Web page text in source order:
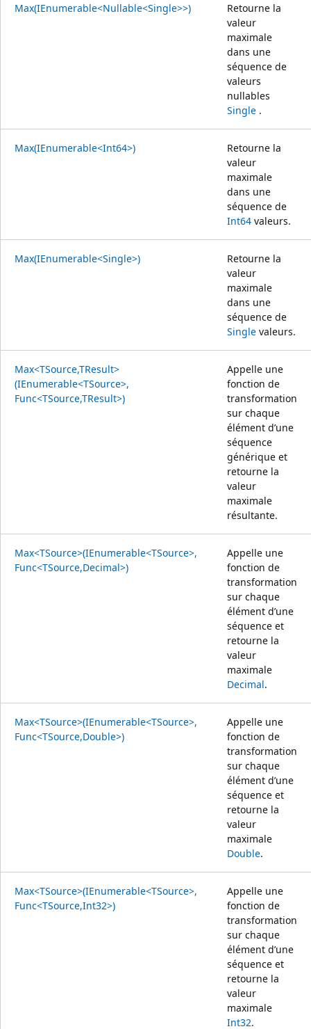
Max(IEnumerable<Nullable<Single>>)
Retourne la
valeur
maximale
dans une
séquence de
valeurs
nullables
Single .
Max(IEnumerable<Int64>)
Retourne la
valeur
maximale
dans une
séquence de
Int64 valeurs.
Max(IEnumerable<Single>)
Retourne la
valeur
maximale
dans une
séquence de
Single valeurs.
Max<TSource,TResult>
(IEnumerable<TSource>,
Func<TSource,TResult>)
Appelle une
fonction de
transformation
sur chaque
élément d’une
séquence
générique et
retourne la
valeur
maximale
résultante.
Max<TSource>(IEnumerable<TSource>,
Func<TSource,Decimal>)
Appelle une
fonction de
transformation
sur chaque
élément d’une
séquence et
retourne la
valeur
maximale
Decimal.
Max<TSource>(IEnumerable<TSource>,
Func<TSource,Double>)
Appelle une
fonction de
transformation
sur chaque
élément d’une
séquence et
retourne la
valeur
maximale
Double.
Max<TSource>(IEnumerable<TSource>,
Func<TSource,Int32>)
Appelle une
fonction de
transformation
sur chaque
élément d’une
séquence et
retourne la
valeur
maximale
Int32.